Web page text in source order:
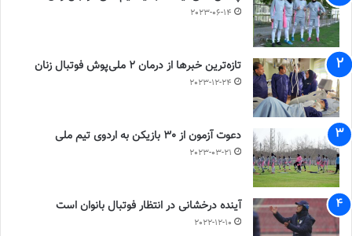
2023-06-14
تازه‌ترین خبرها از درمان ۲ ملی‌پوش فوتبال زنان
2023-12-24
دعوت آزمون از 30 بازیکن به اردوی تیم ملی
2023-03-21
آینده درخشانی در انتظار فوتبال بانوان است
2022-12-10